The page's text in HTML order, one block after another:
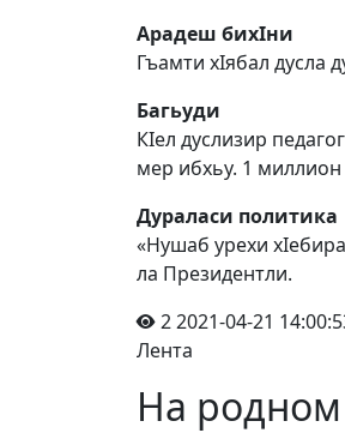
Арадеш бихIни
Гъамти хIябал дусла
Багьуди
КIел дуслизир
мер ибхьу. 1 миллион
Дураласи политика
«Нушаб урехи
ла Президентли.
22021-04-21
Лента
На родном